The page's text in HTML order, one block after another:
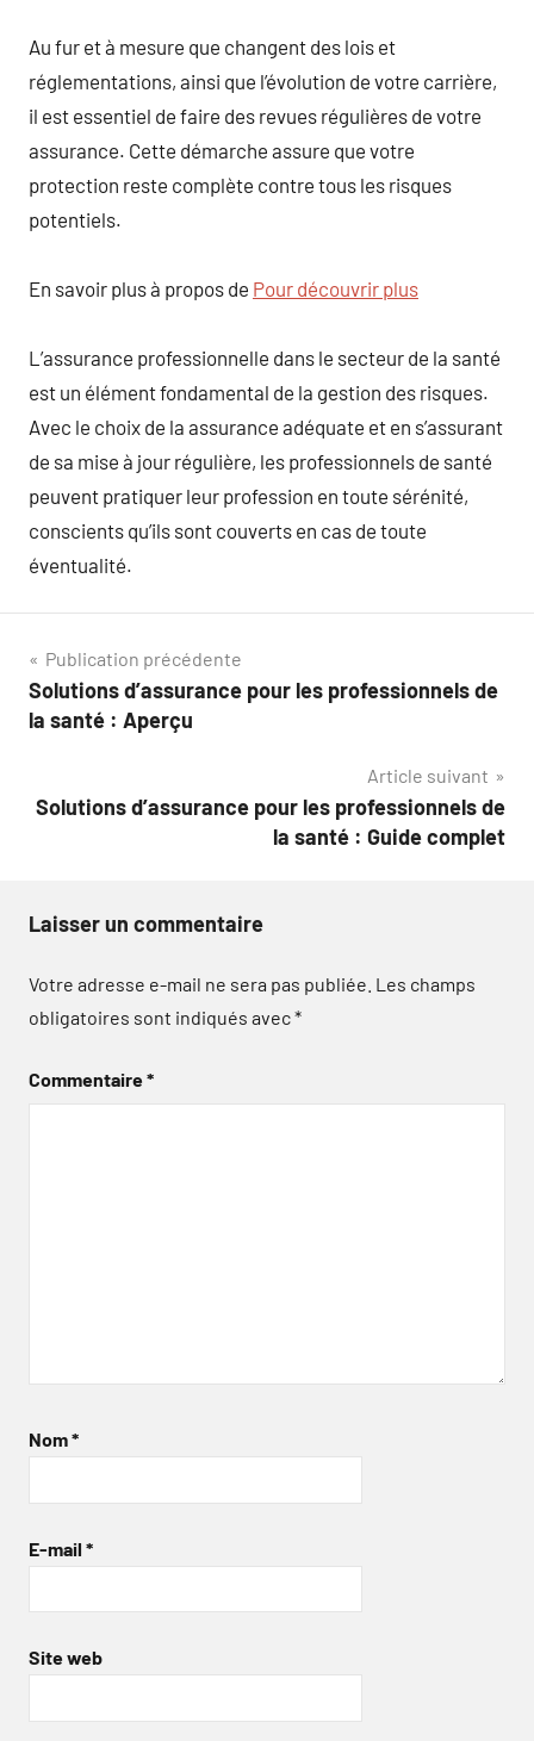
Au fur et à mesure que changent des lois et
réglementations, ainsi que l’évolution de votre carrière,
il est essentiel de faire des revues régulières de votre
assurance. Cette démarche assure que votre
protection reste complète contre tous les risques
potentiels.
En savoir plus à propos de Pour découvrir plus
L’assurance professionnelle dans le secteur de la santé
est un élément fondamental de la gestion des risques.
Avec le choix de la assurance adéquate et en s’assurant
de sa mise à jour régulière, les professionnels de santé
peuvent pratiquer leur profession en toute sérénité,
conscients qu’ils sont couverts en cas de toute
éventualité.
Navigation
de
Publication précédente
Solutions d’assurance pour les professionnels de
la santé : Aperçu
Article suivant
Solutions d’assurance pour les professionnels de
la santé : Guide complet
Laisser un commentaire
Votre adresse e-mail ne sera pas publiée. Les champs
obligatoires sont indiqués avec*
Commentaire*
Nom*
E-mail *
Site web